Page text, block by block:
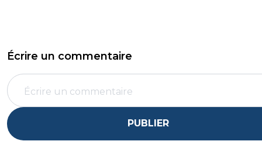
Écrire un commentaire
PUBLIER